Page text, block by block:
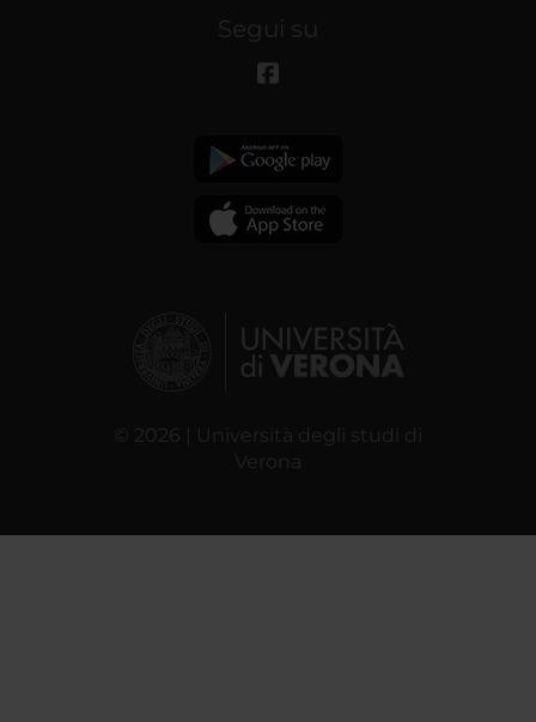
Segui su
© 2026 | Università degli studi di
Verona